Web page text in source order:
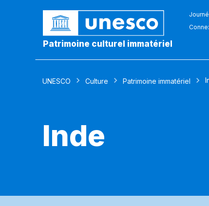
Patrimoine culturel immatériel
UNESCO Culture Patrimoine immatériel
Inde